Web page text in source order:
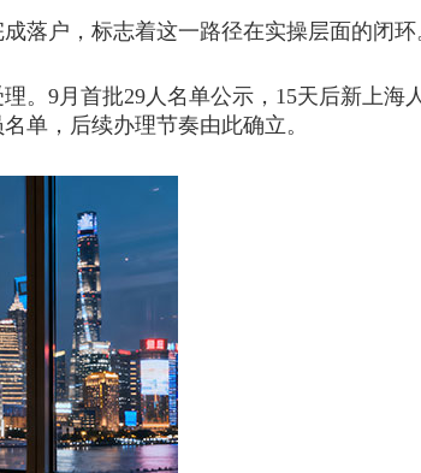
落户，标志着这一路径在实操层面的闭环
9月首批29人名单公示，15天后新上海
单，后续办理节奏由此确立。